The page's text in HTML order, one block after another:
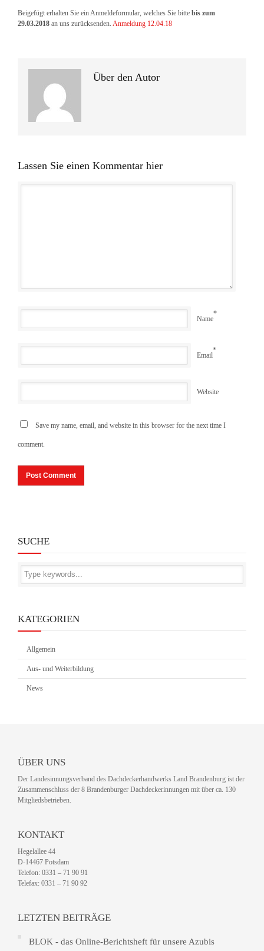
Beigefügt erhalten Sie ein Anmeldeformular, welches Sie bitte bis zum
29.03.2018 an uns zurücksenden. Anmeldung 12.04.18
Über den Autor
Lassen Sie einen Kommentar hier
Name
*
Email
*
Website
Save my name, email, and website in this browser for the next time I
comment.
SUCHE
KATEGORIEN
Allgemein
Aus- und Weiterbildung
News
ÜBER UNS
Der Landesinnungsverband des Dachdeckerhandwerks Land Brandenburg ist der
Zusammenschluss der 8 Brandenburger Dachdeckerinnungen mit über ca. 130
Mitgliedsbetrieben.
KONTAKT
Hegelallee 44
D-14467 Potsdam
Telefon: 0331 – 71 90 91
Telefax: 0331 – 71 90 92
LETZTEN BEITRÄGE
BLOK - das Online-Berichtsheft für unsere Azubis